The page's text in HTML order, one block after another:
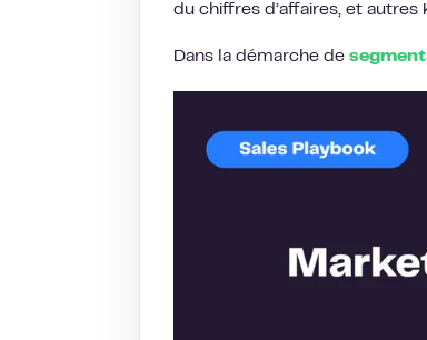
du chiffres d’affaires, et autres
Dans la démarche de